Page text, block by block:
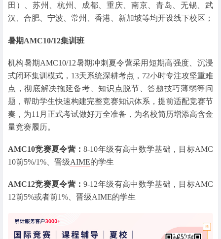
田）、苏州、杭州、成都、重庆、南京、青岛、无锡、武
汉、合肥、宁波、常州、香港、新加坡等均开设线下校区；
暑期AMC10/12集训班
机构暑期AMC10/12暑期冲刺夏令营采用短期高强度、沉浸
式闭环集训模式，13天系统深耕考点，72小时专注攻坚重难
点，彻底解决拖延备考、知识点脱节、答题技巧薄弱等问
题，帮助学生快速构建完整竞赛知识体系，提前适配竞赛节
奏，为11月正式考试做好万全准备，为名校简历增添高含金
量竞赛履历。
AMC10竞赛夏令营：8-10年级有高中数学基础，目标AMC
10前5%/1%、晋级AIME的学生
AMC12竞赛夏令营：9-12年级有高中数学基础，目标AMC
12前5%或者前1%、晋级AIME的学生